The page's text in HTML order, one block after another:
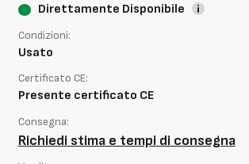
Direttamente Disponibile
Condizioni:
Usato
Certificato CE:
Presente certificato CE
Consegna:
Richiedi stima e tempi di consegna